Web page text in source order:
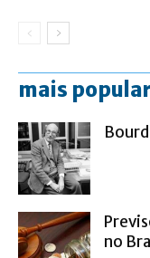
mais
no